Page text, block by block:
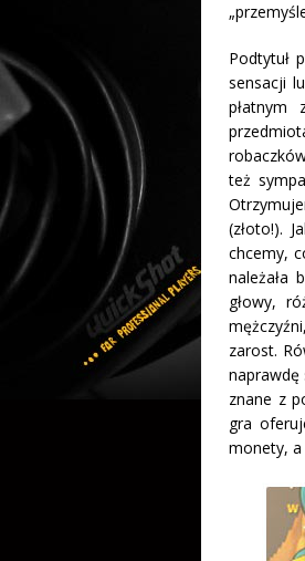
Podtytuł
sensacji
płatnym
też
(złoto!).
chcemy,
należała
głowy,
zarost.
naprawdę
znane z
gra
monety,